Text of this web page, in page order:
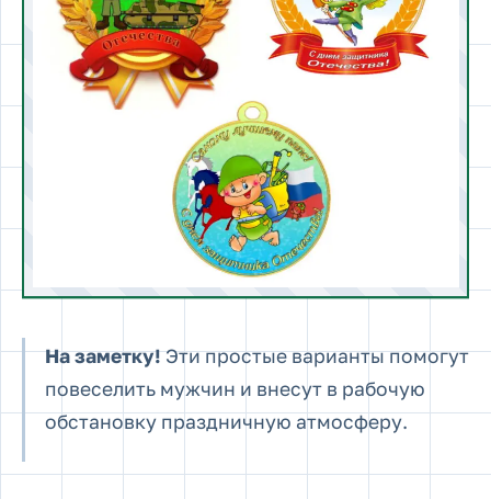
На заметку!Эти простые варианты помогут
повеселить мужчин и внесут в рабочую
обстановку праздничную атмосферу.